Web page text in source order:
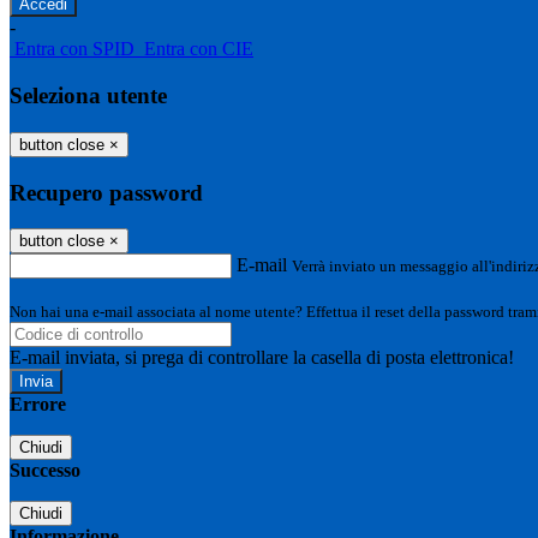
-
Entra con SPID Entra con CIE
Seleziona utente
button close ×
Recupero password
button close ×
E-mail Verrà inviato un messaggio
Non hai una e-mail associata al nome utente? Effettua il reset della password
E-mail inviata, si prega di controllare la casella di posta elettronica!
Errore
Chiudi
Successo
Chiudi